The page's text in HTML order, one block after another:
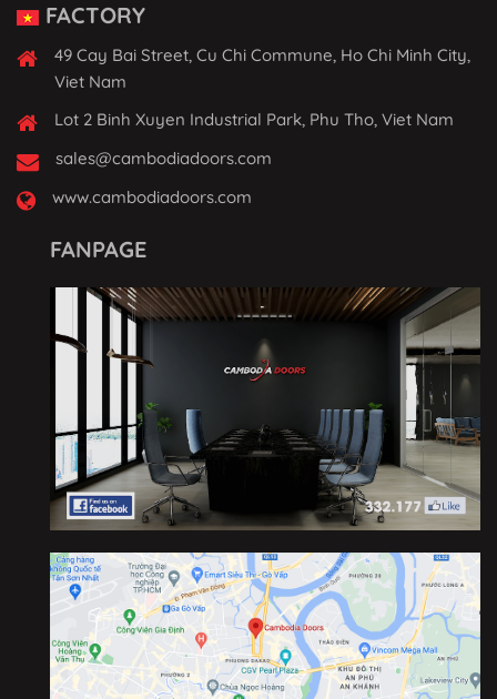
FACTORY
49 Cay Bai Street, Cu Chi Commune, Ho Chi Minh City,
Viet Nam
Lot 2 Binh Xuyen Industrial Park, Phu Tho, Viet Nam
sales@cambodiadoors.com
www.cambodiadoors.com
FANPAGE